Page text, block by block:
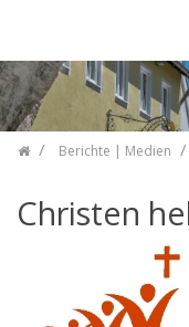
Zum Inhalt springen
Berichte | Medien
Christen